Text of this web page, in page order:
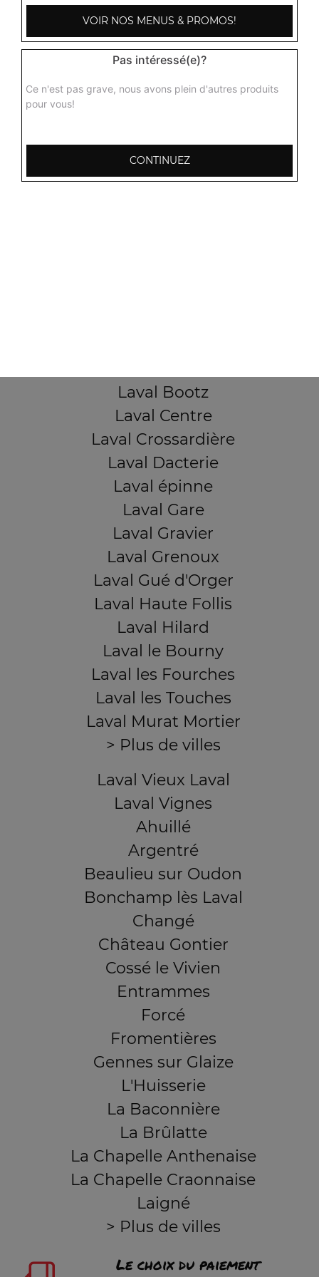
Laval Bootz
Laval Centre
Laval Crossardière
Laval Dacterie
Laval épinne
Laval Gare
Laval Gravier
Laval Grenoux
Laval Gué d'Orger
Laval Haute Follis
Laval Hilard
Laval le Bourny
Laval les Fourches
Laval les Touches
Laval Murat Mortier
> Plus de villes
Laval Vieux Laval
Laval Vignes
Ahuillé
Argentré
Beaulieu sur Oudon
Bonchamp lès Laval
Changé
Château Gontier
Cossé le Vivien
Entrammes
Forcé
Fromentières
Gennes sur Glaize
L'Huisserie
La Baconnière
La Brûlatte
La Chapelle Anthenaise
La Chapelle Craonnaise
Laigné
> Plus de villes
Le choix du paiement
VOIR NOS MENUS & PROMOS!
Pas intéressé(e)?
Ce n'est pas grave, nous avons plein d'autres produits
pour vous!
CONTINUEZ